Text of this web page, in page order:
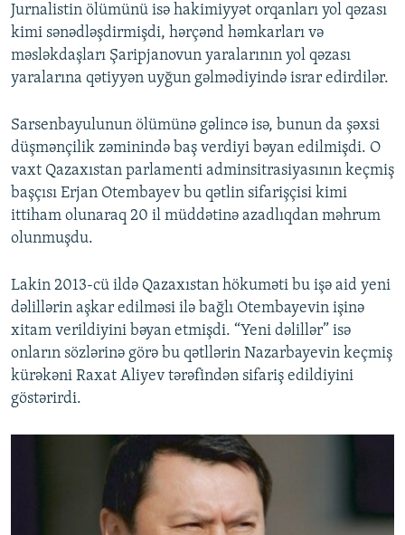
Jurnalistin ölümünü isə hakimiyyət orqanları yol qəzası
kimi sənədləşdirmişdi, hərçənd həmkarları və
məsləkdaşları Şaripjanovun yaralarının yol qəzası
yaralarına qətiyyən uyğun gəlmədiyində israr edirdilər.
Sarsenbayulunun ölümünə gəlincə isə, bunun da şəxsi
düşmənçilik zəminində baş verdiyi bəyan edilmişdi. O
vaxt Qazaxıstan parlamenti adminsitrasiyasının keçmiş
başçısı Erjan Otembayev bu qətlin sifarişçisi kimi
ittiham olunaraq 20 il müddətinə azadlıqdan məhrum
olunmuşdu.
Lakin 2013-cü ildə Qazaxıstan hökuməti bu işə aid yeni
dəlillərin aşkar edilməsi ilə bağlı Otembayevin işinə
xitam verildiyini bəyan etmişdi. “Yeni dəlillər” isə
onların sözlərinə görə bu qətllərin Nazarbayevin keçmiş
kürəkəni Raxat Aliyev tərəfindən sifariş edildiyini
göstərirdi.